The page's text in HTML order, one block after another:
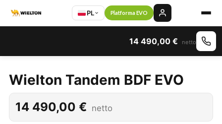
PL Platforma EVO
14 490,00 € netto
Wielton Tandem BDF EVO
14 490,00 € netto